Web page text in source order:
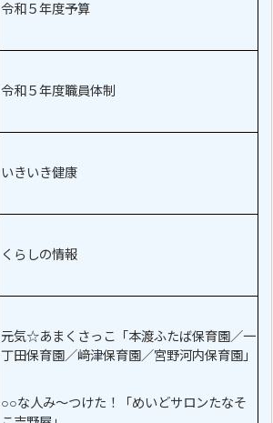
令和５年度予算
令和５年度職員体制
いきいき健康
くらしの情報
元気☆あまくさっこ「本渡ふたば保育園／一
丁田保育園／﨑津保育園／宮野河内保育園」
○○な人み～つけた！「めいどサロンたなそ